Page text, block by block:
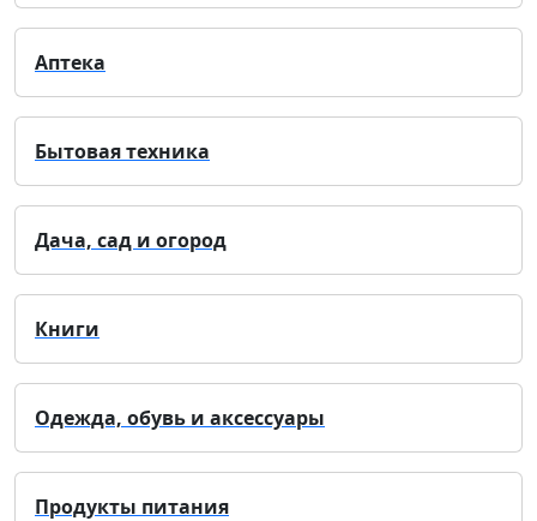
Аптека
Бытовая техника
Дача, сад и огород
Книги
Одежда, обувь и аксессуары
Продукты питания